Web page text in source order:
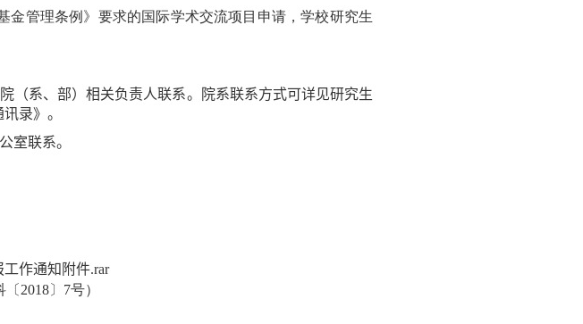
金管理条例》要求的国际学术交流项目申请，学校研究生
（系、部）相关负责人联系。 院系联系方式可详见研究生
讯录》 。
室联系。
工作通知附件.rar
〔 2018〕 7号）